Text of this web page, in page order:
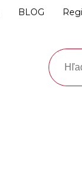
BLOG